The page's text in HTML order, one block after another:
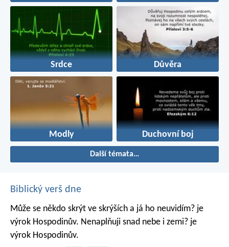
Srdce Důvěra
Modly Duchovní boj
Další témata…
Biblický verš dne
Může se někdo skrýt ve skrýších a já ho neuvidím? je
výrok Hospodinův. Nenaplňuji snad nebe i zemi? je
výrok Hospodinův.